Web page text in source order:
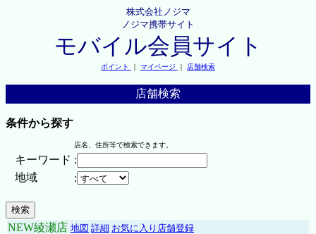
株式会社ノジマ
ノジマ携帯サイト
モバイル会員サイト
ポイント ｜ マイページ ｜ 店舗検索
店舗検索
条件から探す
店名、住所等で検索できます。
キーワード :
地域
:
NEW綾瀬店 地図 詳細 お気に入り店舗登録